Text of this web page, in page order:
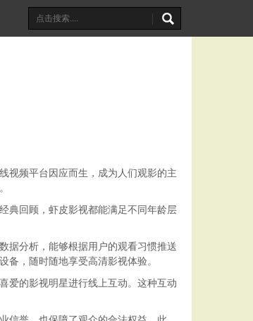
视频平台因应而生，成为人们观影的主
典回顾，虾皮影视都能满足不同年龄层
据分析，能够根据用户的观看习惯推送
，随时随地享受高清影视体验。
爱的影视明星进行线上互动。这种互动